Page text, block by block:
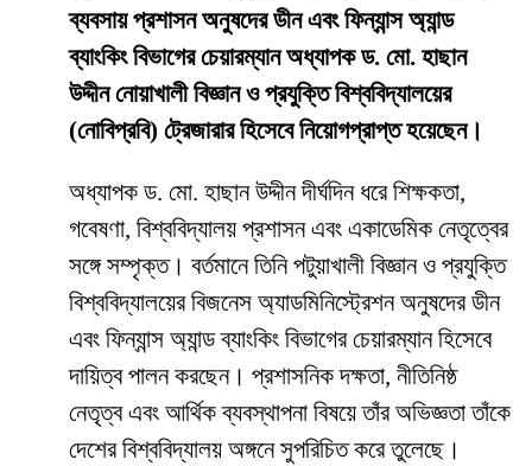
ব্যবসায় প্রশাসন অনুষদের ডীন এবং ফিন্যান্স অ্যান্ড
ব্যাংকিং বিভাগের চেয়ারম্যান অধ্যাপক ড. মো. হাছান
উদ্দীন নোয়াখালী বিজ্ঞান ও প্রযুক্তি বিশ্ববিদ্যালয়ের
(নোবিপ্রবি) ট্রেজারার হিসেবে নিয়োগপ্রাপ্ত হয়েছেন।
অধ্যাপক ড. মো. হাছান উদ্দীন দীর্ঘদিন ধরে শিক্ষকতা,
গবেষণা, বিশ্ববিদ্যালয় প্রশাসন এবং একাডেমিক নেতৃত্বের
সঙ্গে সম্পৃক্ত। বর্তমানে তিনি পটুয়াখালী বিজ্ঞান ও প্রযুক্তি
বিশ্ববিদ্যালয়ের বিজনেস অ্যাডমিনিস্ট্রেশন অনুষদের ডীন
এবং ফিন্যান্স অ্যান্ড ব্যাংকিং বিভাগের চেয়ারম্যান হিসেবে
দায়িত্ব পালন করছেন। প্রশাসনিক দক্ষতা, নীতিনিষ্ঠ
নেতৃত্ব এবং আর্থিক ব্যবস্থাপনা বিষয়ে তাঁর অভিজ্ঞতা তাঁকে
দেশের বিশ্ববিদ্যালয় অঙ্গনে সুপরিচিত করে তুলেছে।